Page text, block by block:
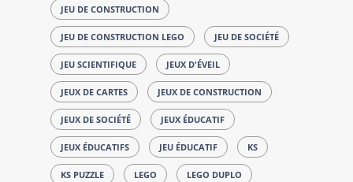
JEU DE CONSTRUCTION
JEU DE CONSTRUCTION LEGO JEU DE SOCIÉTÉ
JEU SCIENTIFIQUE JEUX D'ÉVEIL
JEUX DE CARTES JEUX DE CONSTRUCTION
JEUX DE SOCIÉTÉ JEUX ÉDUCATIF
JEUX ÉDUCATIFS JEU ÉDUCATIF KS
KS PUZZLE LEGO LEGO DUPLO